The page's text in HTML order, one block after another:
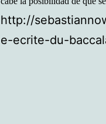
http://
e-ecrite-du-